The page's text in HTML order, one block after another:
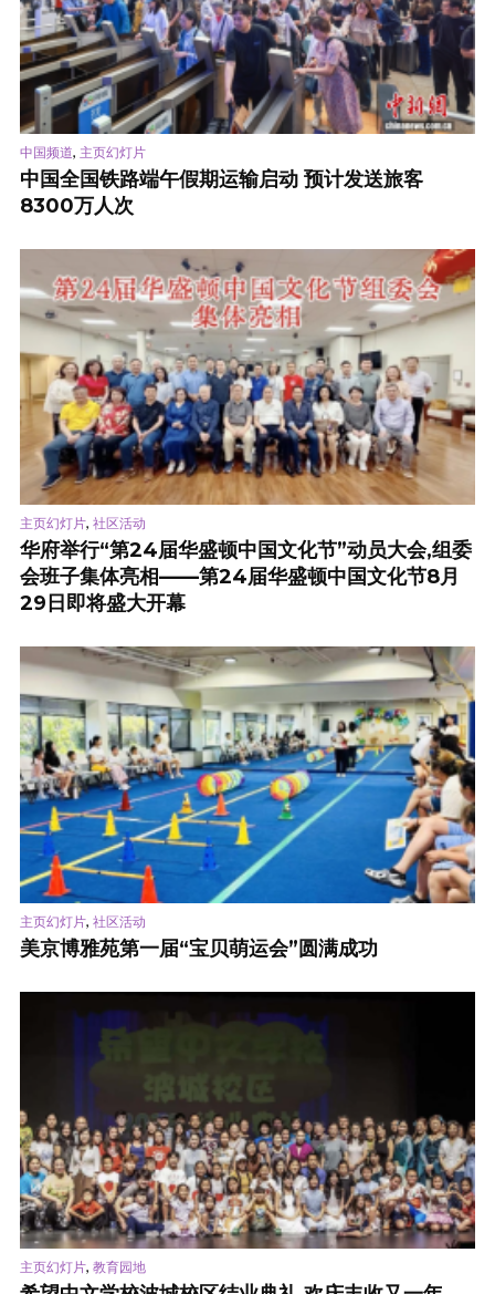
中国频道, 主页幻灯片
中国全国铁路端午假期运输启动 预计发送旅客
8300万人次
主页幻灯片, 社区活动
华府举行“第24届华盛顿中国文化节”动员大会,组委
会班子集体亮相——第24届华盛顿中国文化节8月
29日即将盛大开幕
主页幻灯片, 社区活动
美京博雅苑第一届“宝贝萌运会”圆满成功
主页幻灯片, 教育园地